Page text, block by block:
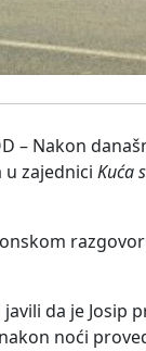
– Nakon
zajednici Kuća
da je Josip
noći